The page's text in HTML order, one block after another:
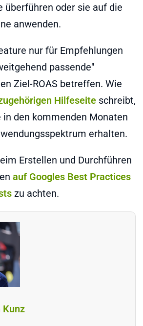
überführen oder sie auf die
anwenden.
nur für Empfehlungen
passende"
Ziel-ROAS betreffen. Wie
Hilfeseite schreibt,
in den kommenden Monaten
erhalten.
Erstellen und Durchführen
auf Googles Best Practices
zu achten.
Kunz